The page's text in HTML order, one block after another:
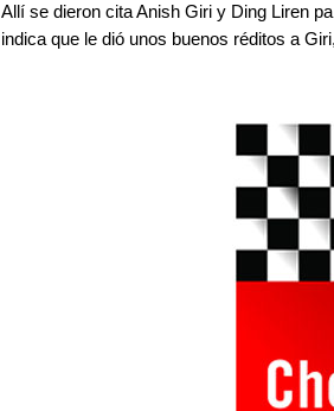
Allí se dieron cita Anish Giri y Ding Liren
indica que le dió unos buenos réditos a